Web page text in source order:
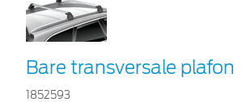
Bare transversale plafon
1852593